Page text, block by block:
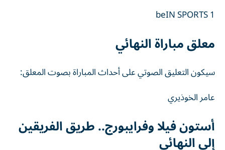
beIN SPORTS 1
معلق مباراة النهائي
سيكون التعليق الصوتي على أحداث المباراة بصوت المعلق:
عامر الخوذيري
أستون فيلا وفرايبورج.. طريق الفريقين
إلى النهائي